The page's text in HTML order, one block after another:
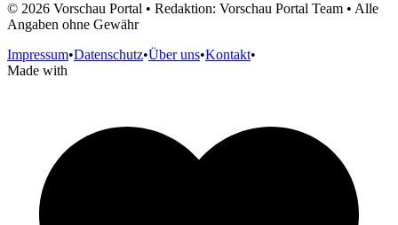
© 2026 Vorschau Portal • Redaktion: Vorschau Portal Team • Alle
Angaben ohne Gewähr
Impressum•Datenschutz•Über uns•Kontakt•
Made with